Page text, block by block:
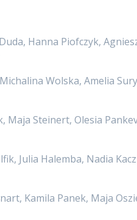
Hanna Piofczyk,
Wolska, Amelia
Maja Steinert, Olesia
Julia Halemba, Nadia
Kamila Panek, Maja